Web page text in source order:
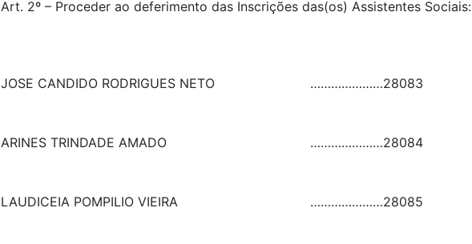
Art. 2º – Proceder ao deferimento das Inscrições das(os) Assistentes Sociais:
JOSE CANDIDO RODRIGUES NETO …………………28083
ARINES TRINDADE AMADO …………………28084
LAUDICEIA POMPILIO VIEIRA …………………28085